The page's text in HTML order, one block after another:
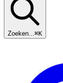
Zoeken...⌘K